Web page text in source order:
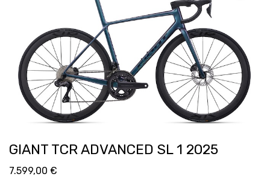
GIANT TCR ADVANCED SL 1 2025
7.599,00 €